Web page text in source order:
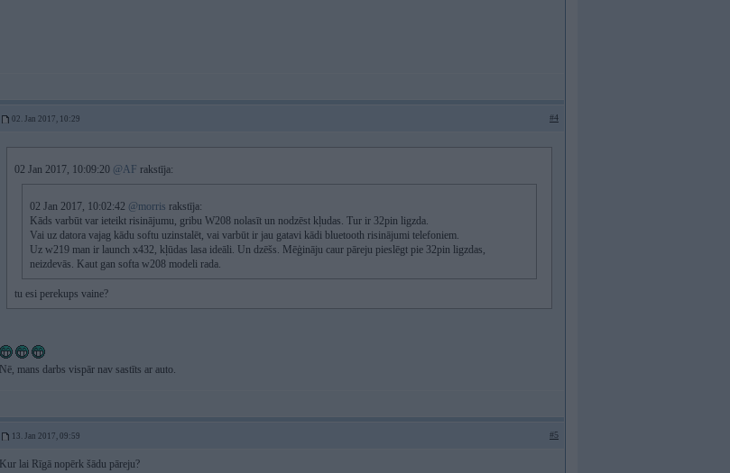
02. Jan 2017, 10:29 #4
02 Jan 2017, 10:09:20 @AF rakstīja:
02 Jan 2017, 10:02:42 @morris rakstīja:
Kāds varbūt var ieteikt risinājumu, gribu W208 nolasīt un nodzēst kļudas. Tur ir 32pin ligzda.
Vai uz datora vajag kādu softu uzinstalēt, vai varbūt ir jau gatavi kādi bluetooth risinājumi telefoniem.
Uz w219 man ir launch x432, kļūdas lasa ideāli. Un dzēšs. Mēģināju caur pāreju pieslēgt pie 32pin ligzdas,
neizdevās. Kaut gan softa w208 modeli rada.
tu esi perekups vaine?
Nē, mans darbs vispār nav sastīts ar auto.
13. Jan 2017, 09:59 #5
Kur lai Rīgā nopērk šādu pāreju?